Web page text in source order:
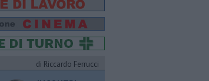
di Riccardo Ferrucci